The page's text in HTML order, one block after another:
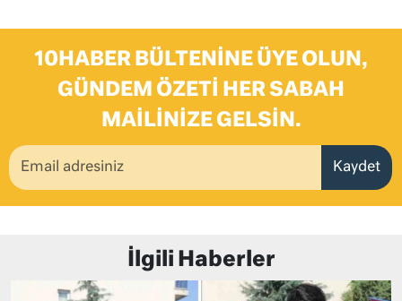
10HABER BÜLTENINE ÜYE OLUN,
GÜNDEM ÖZETI HER SABAH
MAILINIZE GELSIN.
Kaydet
İlgili Haberler